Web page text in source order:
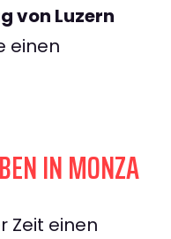
von Luzern
einen
IN MONZA
Zeit einen